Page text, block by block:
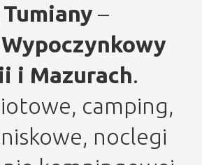
–
i Mazurach.
camping,
noclegi